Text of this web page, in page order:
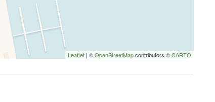
Leaflet | ©OpenStreetMapcontributors ©CARTO